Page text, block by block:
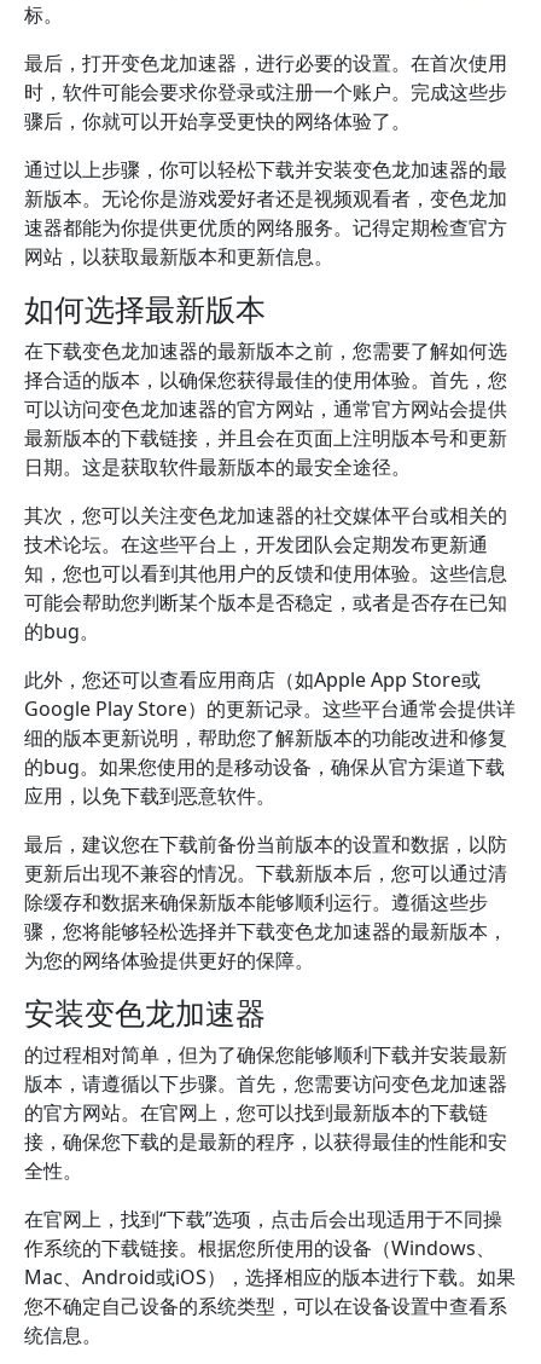
标。
最后，打开变色龙加速器，进行必要的设置。在首次使用
时，软件可能会要求你登录或注册一个账户。完成这些步
骤后，你就可以开始享受更快的网络体验了。
通过以上步骤，你可以轻松下载并安装变色龙加速器的最
新版本。无论你是游戏爱好者还是视频观看者，变色龙加
速器都能为你提供更优质的网络服务。记得定期检查官方
网站，以获取最新版本和更新信息。
如何选择最新版本
在下载变色龙加速器的最新版本之前，您需要了解如何选
择合适的版本，以确保您获得最佳的使用体验。首先，您
可以访问变色龙加速器的官方网站，通常官方网站会提供
最新版本的下载链接，并且会在页面上注明版本号和更新
日期。这是获取软件最新版本的最安全途径。
其次，您可以关注变色龙加速器的社交媒体平台或相关的
技术论坛。在这些平台上，开发团队会定期发布更新通
知，您也可以看到其他用户的反馈和使用体验。这些信息
可能会帮助您判断某个版本是否稳定，或者是否存在已知
的bug。
此外，您还可以查看应用商店（如Apple App Store或
Google Play Store）的更新记录。这些平台通常会提供详
细的版本更新说明，帮助您了解新版本的功能改进和修复
的bug。如果您使用的是移动设备，确保从官方渠道下载
应用，以免下载到恶意软件。
最后，建议您在下载前备份当前版本的设置和数据，以防
更新后出现不兼容的情况。下载新版本后，您可以通过清
除缓存和数据来确保新版本能够顺利运行。遵循这些步
骤，您将能够轻松选择并下载变色龙加速器的最新版本，
为您的网络体验提供更好的保障。
安装变色龙加速器
的过程相对简单，但为了确保您能够顺利下载并安装最新
版本，请遵循以下步骤。首先，您需要访问变色龙加速器
的官方网站。在官网上，您可以找到最新版本的下载链
接，确保您下载的是最新的程序，以获得最佳的性能和安
全性。
在官网上，找到“下载”选项，点击后会出现适用于不同操
作系统的下载链接。根据您所使用的设备（Windows、
Mac、Android或iOS），选择相应的版本进行下载。如果
您不确定自己设备的系统类型，可以在设备设置中查看系
统信息。